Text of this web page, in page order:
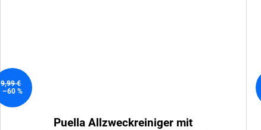
9,99 €
–60 %
Puella Allzweckreiniger mit